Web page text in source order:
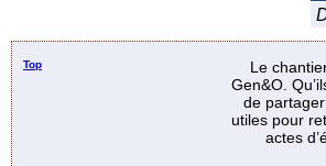
Top
Le
Gen&O.
de
utiles pour
actes